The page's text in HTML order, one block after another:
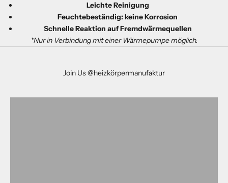
Leichte Reinigung
Feuchtebeständig: keine Korrosion
Schnelle Reaktion auf Fremdwärmequellen
*Nur in Verbindung mit einer Wärmepumpe möglich.
Join Us @heizkörpermanufaktur